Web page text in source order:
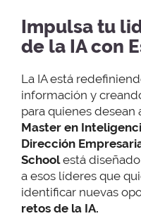
Impulsa tu
de la IA con
La IA está
información y
para quienes desean
Master en
Dirección
Schoolestá
a esos líderes que
identificar nuevas
retos de la IA.